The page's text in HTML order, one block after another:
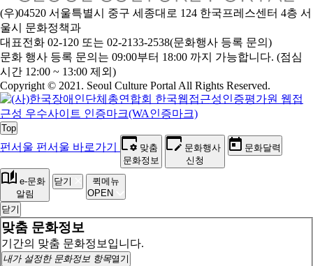
(우)04520 서울특별시 중구 세종대로 124 한국프레스센터 4층 서
울시 문화정책과
대표전화 02-120 또는 02-2133-2538(문화행사 등록 문의)
문화 행사 등록 문의는 09:00부터 18:00 까지 가능합니다. (점심
시간 12:00 ~ 13:00 제외)
Copyright © 2021. Seoul Culture Portal All Rights Reserved.
Top
펀서울 펀서울 바로가기
맞춤
문화정보
문화행사
신청
문화달력
e-문화
알림
닫기
퀵메뉴
OPEN
닫기
맞춤 문화정보
기간의 맞춤 문화정보입니다.
내가 설정한 문화정보 항목열기